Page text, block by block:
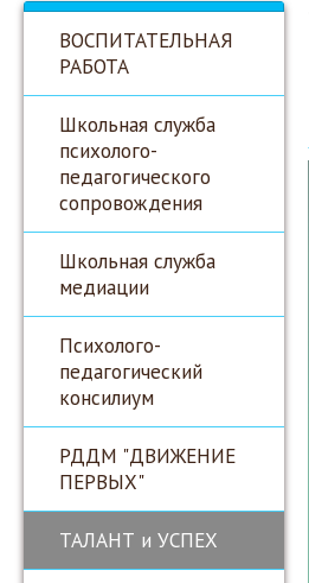
ВОСПИТАТЕЛЬНАЯ
РАБОТА
Школьная служба
психолого-
педагогического
сопровождения
Школьная служба
медиации
Психолого-
педагогический
консилиум
РДДМ "ДВИЖЕНИЕ
ПЕРВЫХ"
ТАЛАНТ и УСПЕХ